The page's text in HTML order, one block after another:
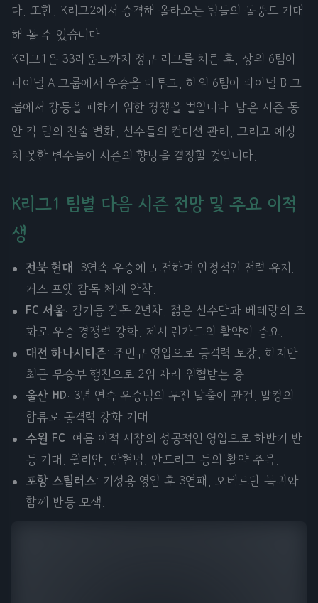
다. 또한, K리그2에서 승격해 올라오는 팀들의 돌풍도 기대
해 볼 수 있습니다.
K리그1은 33라운드까지 정규 리그를 치른 후, 상위 6팀이
파이널 A 그룹에서 우승을 다투고, 하위 6팀이 파이널 B 그
룹에서 강등을 피하기 위한 경쟁을 벌입니다. 남은 시즌 동
안 각 팀의 전술 변화, 선수들의 컨디션 관리, 그리고 예상
치 못한 변수들이 시즌의 향방을 결정할 것입니다.
K리그1 팀별 다음 시즌 전망 및 주요 이적
생
전북 현대: 3연속 우승에 도전하며 안정적인 전력 유지.
거스 포옛 감독 체제 안착.
FC 서울: 김기동 감독 2년차, 젊은 선수단과 베테랑의 조
화로 우승 경쟁력 강화. 제시 린가드의 활약이 중요.
대전 하나시티즌: 주민규 영입으로 공격력 보강, 하지만
최근 무승부 행진으로 2위 자리 위협받는 중.
울산 HD: 3년 연속 우승팀의 부진 탈출이 관건. 말컹의
합류로 공격력 강화 기대.
수원 FC: 여름 이적 시장의 성공적인 영입으로 하반기 반
등 기대. 윌리안, 안현범, 안드리고 등의 활약 주목.
포항 스틸러스: 기성용 영입 후 3연패, 오베르단 복귀와
함께 반등 모색.